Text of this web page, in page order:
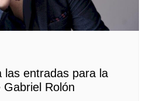
las entradas para la
Rolón